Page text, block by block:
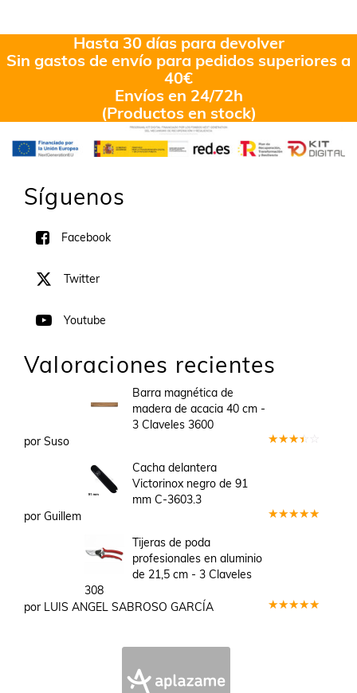
Hasta 30 días para devolver
Sin gastos de envío para pedidos superiores a
40€
Envíos en 24/72h
(Productos en stock)
Síguenos
Facebook
Twitter
Youtube
Valoraciones recientes
Barra magnética de
madera de acacia 40 cm -
3 Claveles 3600
por Suso
Cacha delantera
Victorinox negro de 91
mm C-3603.3
por Guillem
Tijeras de poda
profesionales en aluminio
de 21,5 cm - 3 Claveles
308
por LUIS ANGEL SABROSO GARCÍA